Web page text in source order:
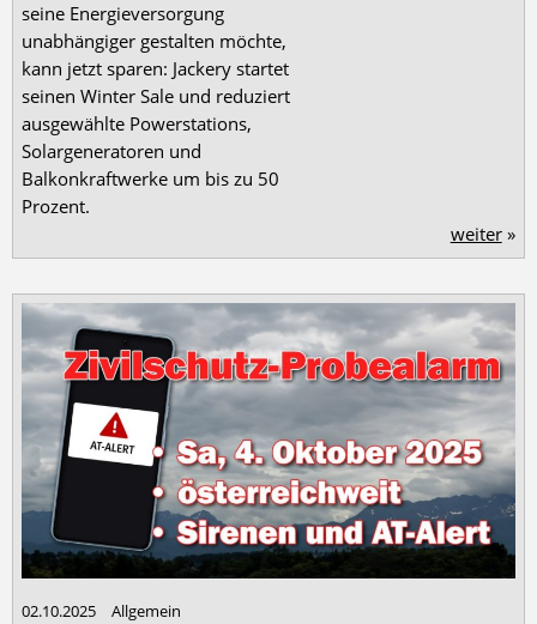
seine Energieversorgung
unabhängiger gestalten möchte,
kann jetzt sparen: Jackery startet
seinen Winter Sale und reduziert
ausgewählte Powerstations,
Solargeneratoren und
Balkonkraftwerke um bis zu 50
Prozent.
weiter»
02.10.2025 Allgemein